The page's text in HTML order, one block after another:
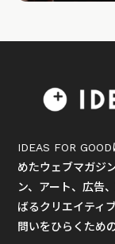
IDEAS FOR
めたウェブマガジ
ン、アート、広告
ばるクリエイティ
問いをひらくため